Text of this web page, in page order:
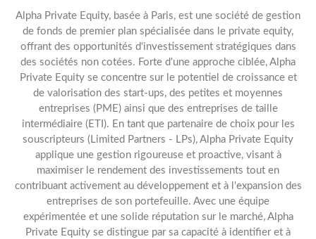
Alpha Private Equity, basée à Paris, est une société de gestion
de fonds de premier plan spécialisée dans le private equity,
offrant des opportunités d'investissement stratégiques dans
des sociétés non cotées. Forte d'une approche ciblée, Alpha
Private Equity se concentre sur le potentiel de croissance et
de valorisation des start-ups, des petites et moyennes
entreprises (PME) ainsi que des entreprises de taille
intermédiaire (ETI). En tant que partenaire de choix pour les
souscripteurs (Limited Partners - LPs), Alpha Private Equity
applique une gestion rigoureuse et proactive, visant à
maximiser le rendement des investissements tout en
contribuant activement au développement et à l'expansion des
entreprises de son portefeuille. Avec une équipe
expérimentée et une solide réputation sur le marché, Alpha
Private Equity se distingue par sa capacité à identifier et à